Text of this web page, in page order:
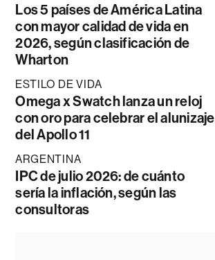
Los 5 países de América Latina
con mayor calidad de vida en
2026, según clasificación de
Wharton
ESTILO DE VIDA
Omega x Swatch lanza un reloj
con oro para celebrar el alunizaje
del Apollo 11
ARGENTINA
IPC de julio 2026: de cuánto
sería la inflación, según las
consultoras